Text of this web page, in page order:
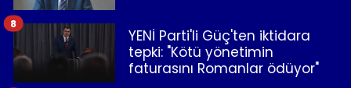
YENİ Parti'li Güç'ten iktidara
tepki: "Kötü yönetimin
faturasını Romanlar ödüyor"
8